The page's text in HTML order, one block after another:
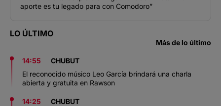
aporte es tu legado para con Comodoro”
LO ÚLTIMO
Más de lo último
14:55
CHUBUT
El reconocido músico Leo García brindará una charla
abierta y gratuita en Rawson
14:25
CHUBUT